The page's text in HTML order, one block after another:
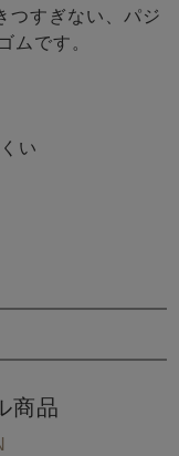
つすぎない、パジ
ムです。
い
商品